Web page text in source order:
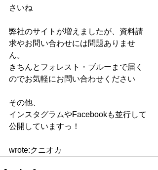
さいね
弊社のサイトが増えましたが、資料請
求やお問い合わせには問題ありませ
ん。
きちんとフォレスト・ブルーまで届く
のでお気軽にお問い合わせください
その他、
インスタグラムやFacebookも並行して
公開していますっ！
wrote:クニオカ